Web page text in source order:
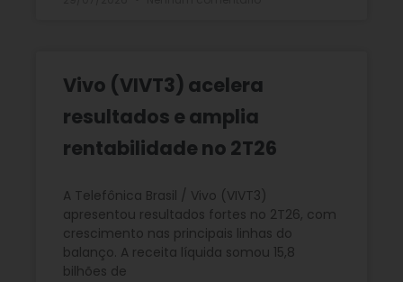
Vivo (VIVT3) acelera
resultados e amplia
rentabilidade no 2T26
A Telefônica Brasil / Vivo (VIVT3)
apresentou resultados fortes no 2T26, com
crescimento nas principais linhas do
balanço. A receita líquida somou 15,8
bilhões de